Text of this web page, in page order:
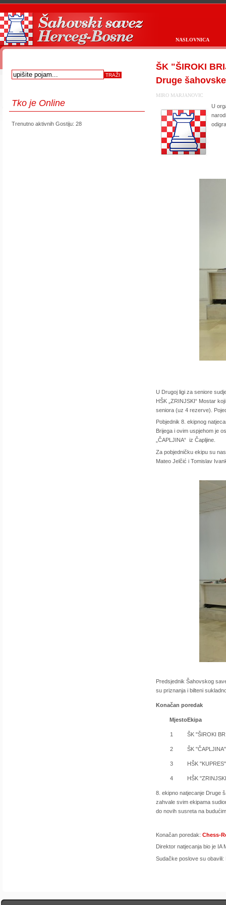
NASLOVNICA
Tko je Online
Trenutno aktivnih Gostiju: 28
ŠK "ŠIROKI
Druge
MIRO MARJANOVIC
U
U Drugoj ligi za seniore
HŠK „ZRINJSKI“ Mostar
seniora (uz 4 rezerve).
Pobjednik 8. ekipnog
Brijega i ovim uspjehom je
„ČAPLJINA“ iz Čapljine.
Za pobjedničku ekipu su
Mateo Jelčić i Tomislav
Predsjednik Šahovskog
su priznanja i bilteni
Konačan poredak
MjestoEkipa
1 ŠK "ŠIROKI
2 ŠK
3 HŠK
4 HŠK
8. ekipno natjecanje Druge
zahvale svim ekipama
do novih susreta na
Konačan poredak: Chess-
Direktor natjecanja bio je IA
Sudačke poslove su obavili: